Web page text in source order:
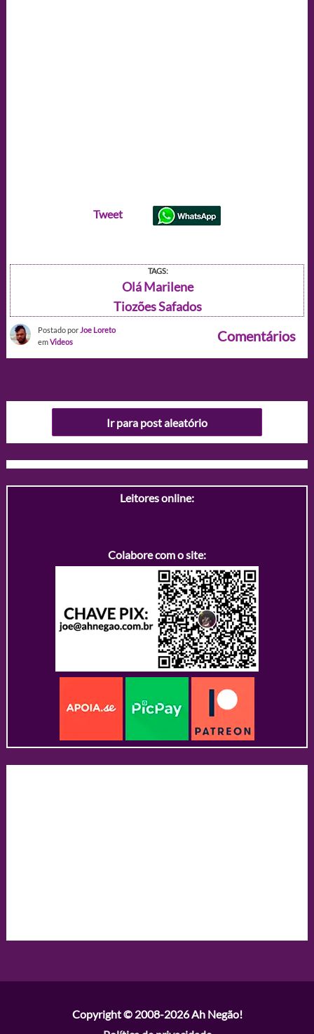
Tweet
TAGS:
Olá Marilene
Tiozões Safados
Postado por Joe Loreto
emVideos Comentários
Ir para post aleatório
Leitores online:
Colabore com o site:
Copyright © 2008-2026Ah Negão!